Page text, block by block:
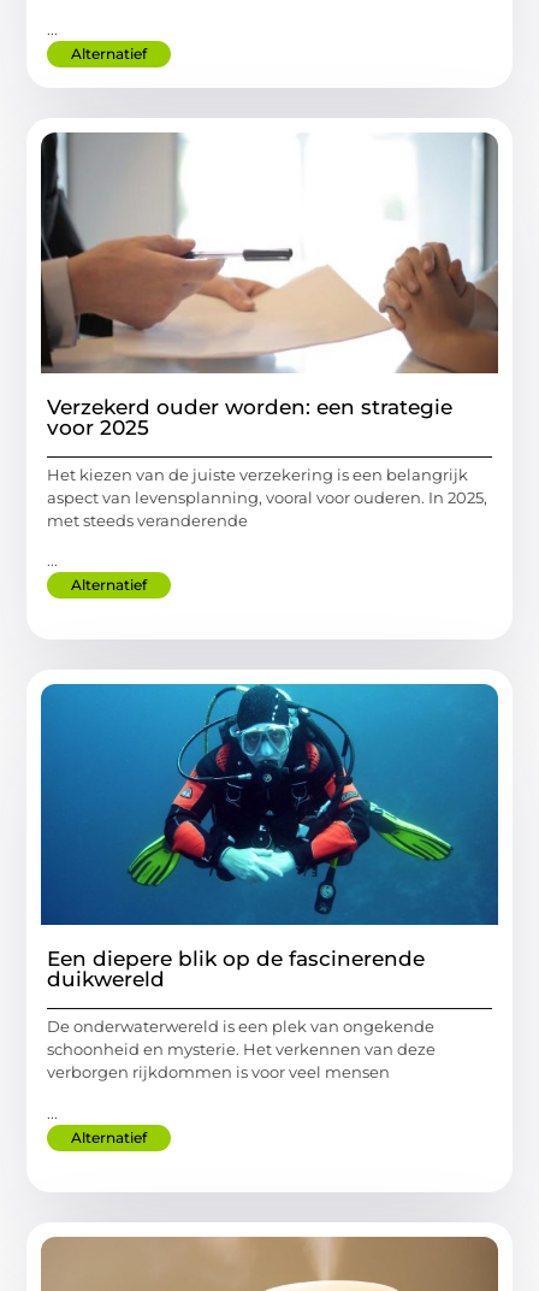
...
Alternatief
Verzekerd ouder worden: een strategie
voor 2025
Het kiezen van de juiste verzekering is een belangrijk
aspect van levensplanning, vooral voor ouderen. In 2025,
met steeds veranderende
...
Alternatief
Een diepere blik op de fascinerende
duikwereld
De onderwaterwereld is een plek van ongekende
schoonheid en mysterie. Het verkennen van deze
verborgen rijkdommen is voor veel mensen
...
Alternatief